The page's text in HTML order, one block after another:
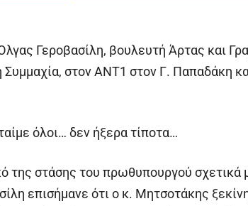
Γεροβασίλη, βουλευτή Άρτας και
στον ΑΝΤ1 στον Γ. Παπαδάκη
όλοι… δεν ήξερα τίποτα…
της στάσης του πρωθυπουργού σχετικά
επισήμανε ότι ο κ. Μητσοτάκης